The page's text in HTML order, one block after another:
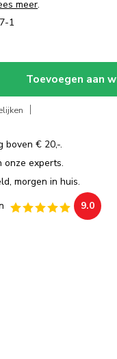
meer.
1
Toevoegen aan
boven € 20,-.
onze experts.
morgen in huis.
9.0